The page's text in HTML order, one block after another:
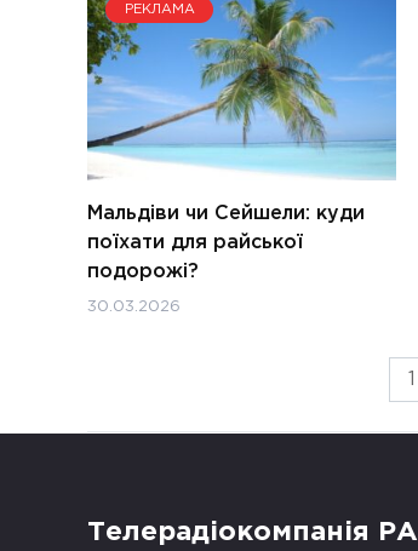
РЕКЛАМА
Мальдіви чи Сейшели: куди
поїхати для райської
подорожі?
30.03.2026
Телерадіокомпанія РАІ